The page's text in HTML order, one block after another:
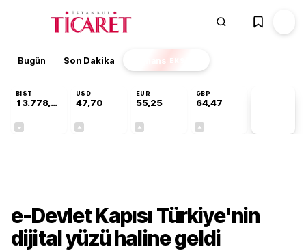
Bugün Son Dakika Finans EKSTRA
BIST
13.778,60
USD
47,70
EUR
55,25
GBP
64,47
e-Devlet Kapısı Türkiye'nin
dijital yüzü haline geldi